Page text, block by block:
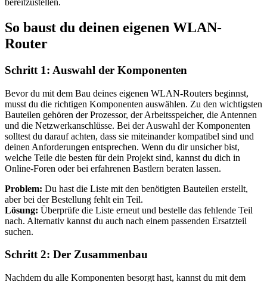
bereitzustellen.
So baust du deinen eigenen WLAN-
Router
Schritt 1: Auswahl der Komponenten
Bevor du mit dem Bau deines eigenen WLAN-Routers beginnst,
musst du die richtigen Komponenten auswählen. Zu den wichtigsten
Bauteilen gehören der Prozessor, der Arbeitsspeicher, die Antennen
und die Netzwerkanschlüsse. Bei der Auswahl der Komponenten
solltest du darauf achten, dass sie miteinander kompatibel sind und
deinen Anforderungen entsprechen. Wenn du dir unsicher bist,
welche Teile die besten für dein Projekt sind, kannst du dich in
Online-Foren oder bei erfahrenen Bastlern beraten lassen.
Problem: Du hast die Liste mit den benötigten Bauteilen erstellt,
aber bei der Bestellung fehlt ein Teil.
Lösung: Überprüfe die Liste erneut und bestelle das fehlende Teil
nach. Alternativ kannst du auch nach einem passenden Ersatzteil
suchen.
Schritt 2: Der Zusammenbau
Nachdem du alle Komponenten besorgt hast, kannst du mit dem